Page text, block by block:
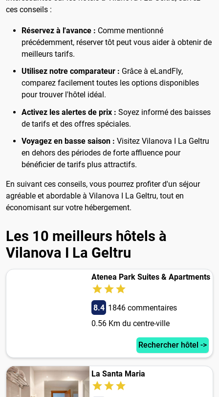
ces conseils :
Réservez à l'avance : Comme mentionné
précédemment, réserver tôt peut vous aider à obtenir de
meilleurs tarifs.
Utilisez notre comparateur : Grâce à eLandFly,
comparez facilement toutes les options disponibles
pour trouver l'hôtel idéal.
Activez les alertes de prix : Soyez informé des baisses
de tarifs et des offres spéciales.
Voyagez en basse saison : Visitez Vilanova I La Geltru
en dehors des périodes de forte affluence pour
bénéficier de tarifs plus attractifs.
En suivant ces conseils, vous pourrez profiter d'un séjour
agréable et abordable à Vilanova I La Geltru, tout en
économisant sur votre hébergement.
Les 10 meilleurs hôtels à
Vilanova I La Geltru
Atenea Park Suites & Apartments
8.4 1846 commentaires
0.56 Km du centre-ville
Rechercher hôtel ->
La Santa Maria